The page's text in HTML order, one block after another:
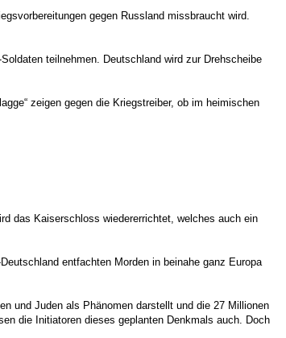
gegen Russland missbraucht wird.
teilnehmen. Deutschland wird zur Drehscheibe
zeigen gegen die Kriegstreiber, ob im heimischen
das Kaiserschloss wiedererrichtet, welches auch ein
entfachten Morden in beinahe ganz Europa
und Juden als Phänomen darstellt und die 27 Millionen
die Initiatoren dieses geplanten Denkmals auch. Doch